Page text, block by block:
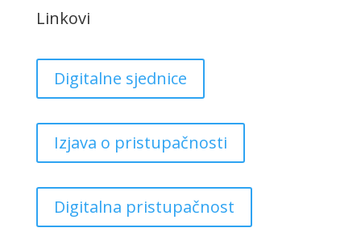
Linkovi
Digitalne sjednice
Izjava o pristupačnosti
Digitalna pristupačnost